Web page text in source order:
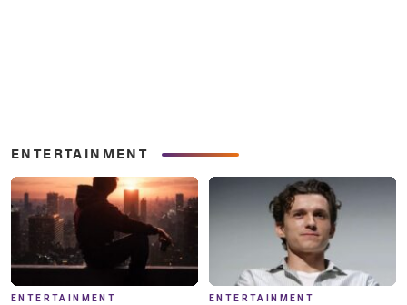
ENTERTAINMENT
ENTERTAINMENT ENTERTAINMENT